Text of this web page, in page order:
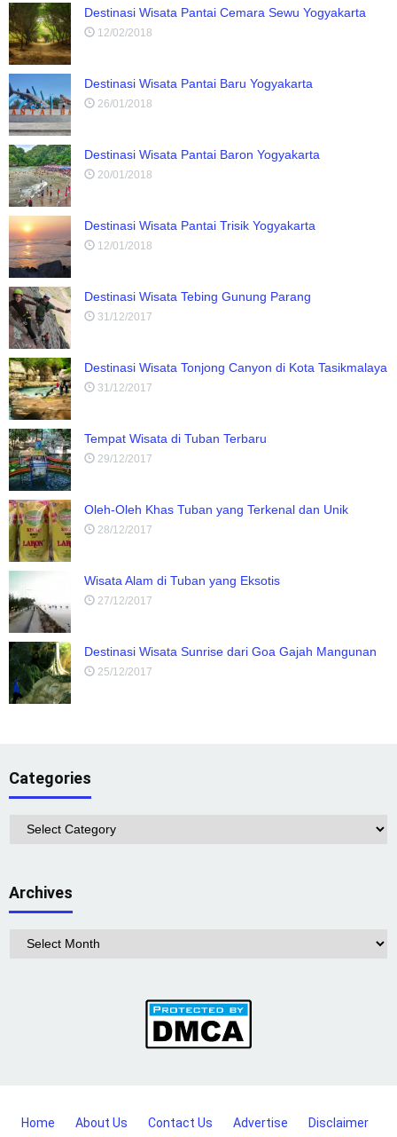
Destinasi Wisata Pantai Cemara Sewu Yogyakarta
12/02/2018
Destinasi Wisata Pantai Baru Yogyakarta
26/01/2018
Destinasi Wisata Pantai Baron Yogyakarta
20/01/2018
Destinasi Wisata Pantai Trisik Yogyakarta
12/01/2018
Destinasi Wisata Tebing Gunung Parang
31/12/2017
Destinasi Wisata Tonjong Canyon di Kota Tasikmalaya
31/12/2017
Tempat Wisata di Tuban Terbaru
29/12/2017
Oleh-Oleh Khas Tuban yang Terkenal dan Unik
28/12/2017
Wisata Alam di Tuban yang Eksotis
27/12/2017
Destinasi Wisata Sunrise dari Goa Gajah Mangunan
25/12/2017
Categories
Categories
Archives
Archives
Home About Us Contact Us Advertise Disclaimer